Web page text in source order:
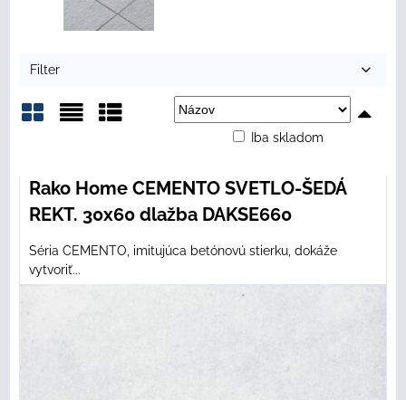
Filter
Iba skladom
Rako Home CEMENTO SVETLO-ŠEDÁ
REKT. 30x60 dlažba DAKSE660
Séria CEMENTO, imitujúca betónovú stierku, dokáže
vytvoriť...